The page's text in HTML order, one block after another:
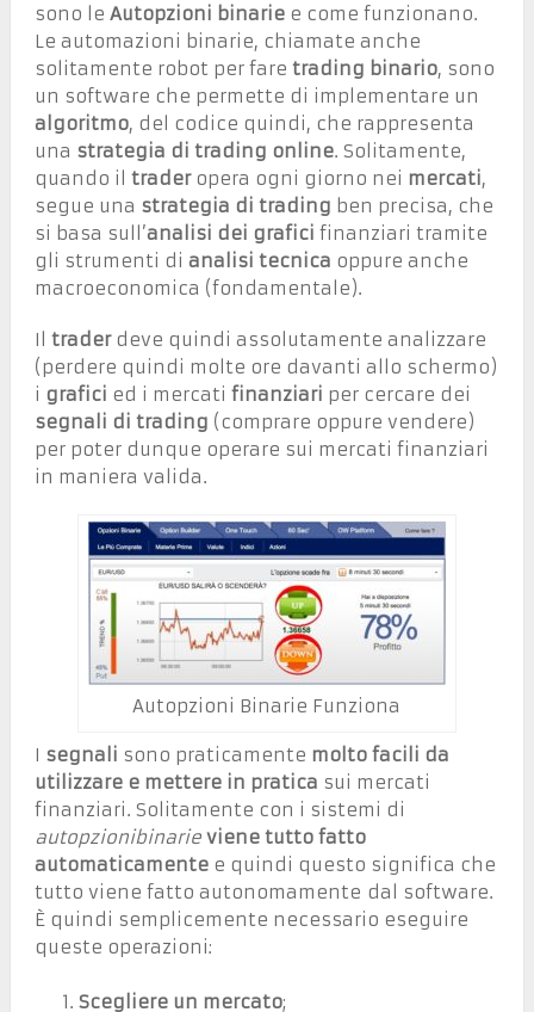
sono le Autopzioni binariee come funzionano.
Le automazioni binarie, chiamate anche
solitamente robot per fare trading binario, sono
un software che permette di implementare un
algoritmo, del codice quindi, che rappresenta
una strategia di trading online. Solitamente,
quando il traderopera ogni giorno nei mercati,
segue una strategia di trading ben precisa, che
si basa sull’analisi dei grafici finanziari tramite
gli strumenti di analisi tecnica oppure anche
macroeconomica (fondamentale).
Il traderdeve quindi assolutamente analizzare
(perdere quindi molte ore davanti allo schermo)
i grafici ed i mercati finanziari per cercare dei
segnali di trading (comprare oppure vendere)
per poter dunque operare sui mercati finanziari
in maniera valida.
Autopzioni Binarie Funziona
I segnali sono praticamente molto facili da
utilizzare e mettere in pratica sui mercati
finanziari. Solitamente con i sistemi di
autopzionibinarie viene tutto fatto
automaticamentee quindi questo significa che
tutto viene fatto autonomamente dal software.
È quindi semplicemente necessario eseguire
queste operazioni:
Scegliere un mercato;